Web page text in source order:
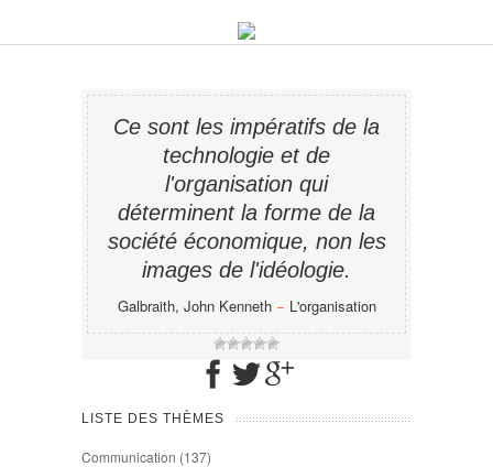
Ce sont les impératifs de la
technologie et de
l'organisation qui
déterminent la forme de la
société économique, non les
images de l'idéologie.
Galbraith, John Kenneth− L'organisation
LISTE DES THÈMES
Communication (137)